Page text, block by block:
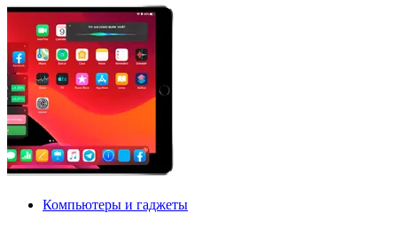
Компьютеры и гаджеты